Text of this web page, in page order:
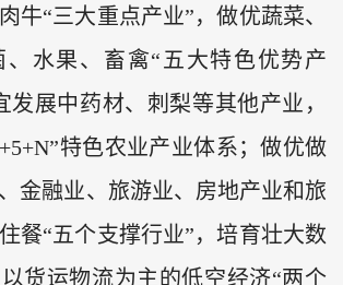
牛“三大重点产业”，做优蔬菜、
、水果、畜禽“五大特色优势产
发展中药材、刺梨等其他产业，
特色农业产业体系；做优做
金融业、旅游业、房地产业和旅
餐“五个支撑行业”，培育壮大数
货运物流为主的低空经济“两个